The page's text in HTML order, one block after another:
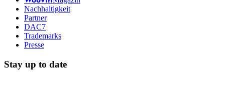
Nachhaltigkeit
Partner
DAC7
Trademarks
Presse
Stay up to date